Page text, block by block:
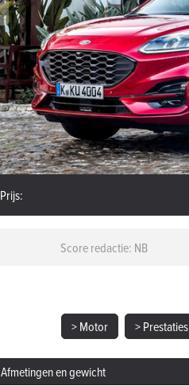
Prijs:
Score redactie: NB
> Motor > Prestaties
Afmetingen en gewicht